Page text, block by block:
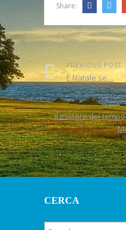
Share:
PREVIOUS POST
È Natale se…
Il mistero del
CERCA